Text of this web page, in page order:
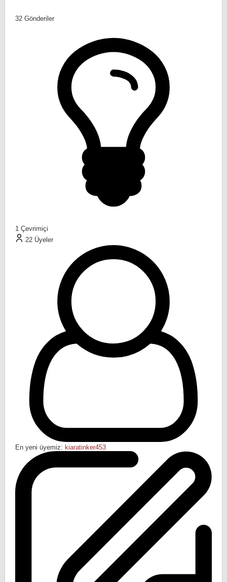
32 Gönderiler
1 Çevrimiçi
22 Üyeler
En yeni üyemiz: kiaratinker453